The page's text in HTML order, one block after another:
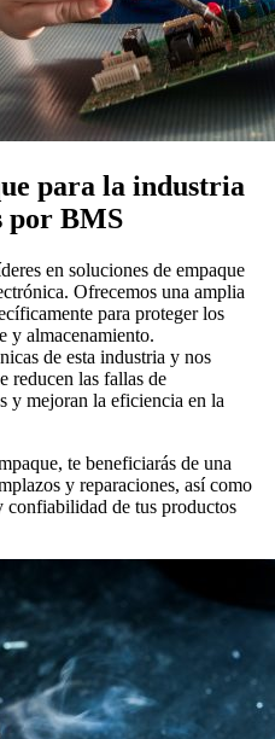
para la industria
por BMS
en soluciones de empaque
Ofrecemos una amplia
para proteger los
y almacenamiento.
de esta industria y nos
reducen las fallas de
y mejoran la eficiencia en la
te beneficiarás de una
y reparaciones, así como
confiabilidad de tus productos